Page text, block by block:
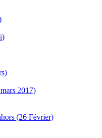
2017)
(26 Février)